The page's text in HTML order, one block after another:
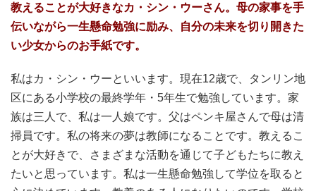
教えることが大好きなカ・シン・ウーさん。 母の家事を手
伝いながら一生懸命勉強に励み、自分の未来を切り開きた
い少女からのお手紙です。
私はカ・シン・ウーといいます。現在12歳で、タンリン地
区にある小学校の最終学年・5年生で勉強しています。家
族は三人で、私は一人娘です。父はペンキ屋さんで母は清
掃員です。私の将来の夢は教師になることです。教えるこ
とが大好きで、さまざまな活動を通じて子どもたちに教え
たいと思っています。私は一生懸命勉強して学位を取ると